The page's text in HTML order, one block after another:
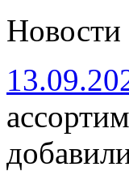
Новости